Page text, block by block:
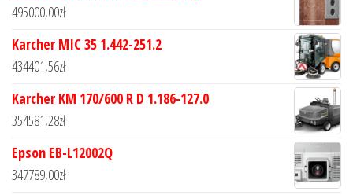
495000,00zł
Karcher MIC 35 1.442-251.2
434401,56zł
Karcher KM 170/600 R D 1.186-127.0
354581,28zł
Epson EB-L12002Q
347789,00zł